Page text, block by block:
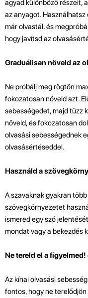
agyad különböző részeit,
az anyagot.
már olvastál, és
hogy javítsd az
Graduálisan növeld az
Ne próbálj meg rögtön
fokozatosan növeld azt.
sebességedet, majd tűzz
növeld, és fokozatosan
olvasási sebességednek
olvasásértéseddel.
Használd a
A szavaknak gyakran
szövegkörnyezetet
ismered egy szó
mondat vagy a bekezdés
Ne tereld el a
Az kínai olvasási
fontos, hogy ne